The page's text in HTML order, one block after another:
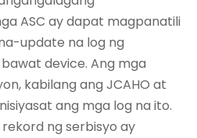
ASC ay dapat magpanatili
update na log ng
device. Ang mga
kabilang ang JCAHO at
ang mga log na ito.
ng serbisyo ay